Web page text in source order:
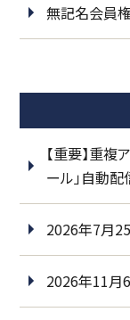
無記名会員
【重要】重複
ール」自動
2026年7月
2026年11